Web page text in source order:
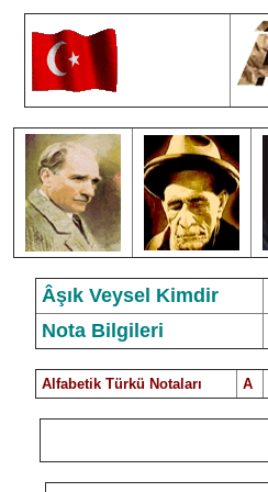
Âşık Veysel Kimdir
Nota Bilgileri
Alfabetik Türkü Notaları A